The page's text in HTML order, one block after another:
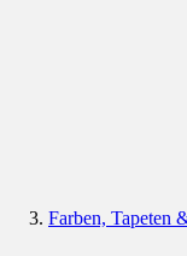
Farben, Tapeten